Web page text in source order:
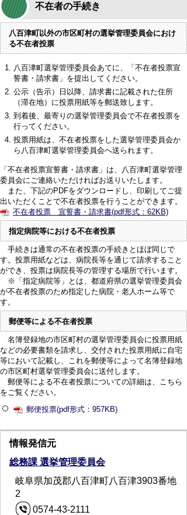
不在者の手続き
八百津町以外の市区町村の選挙管理委員会におけ
る不在者投票
八百津町選挙管理委員会あてに、「不在者投票宣
誓書・請求書」を提出してください。
公示（告示）日以降、請求書に記載された住所
（滞在地）に投票用紙等を郵送致します。
到着後、最寄りの選挙管理委員会で不在者投票を
行ってください。
投票用紙は、不在者投票をした選挙管理委員会か
ら八百津町選挙管理委員会へ送られます。
「不在者投票宣誓書・請求書」は、八百津町選挙管理
委員会にご連絡いただければお送りいたします。
また、下記のPDFをダウンロードし、印刷してご提
出いただくことで不在者投票を行うことができます。
不在者投票 宣誓書・請求書(pdf形式：62KB)
指定病院等における不在者投票
手続きは通常の不在者投票の手続きとほぼ同じで
す。投票用紙などは、病院長等を通じて請求すること
ができ、投票は病院長等の管理する場所で行います。
※「指定病院等」とは、都道府県の選挙管理委員会
が不在者投票のため指定した病院・老人ホーム等で
す。
郵便等による不在者投票
名簿登録地の市区町村の選挙管理委員会に投票用紙
などの必要書類を請求し、交付された投票用紙に自宅
等において記載し、これを郵便等によって名簿登録地
の市区町村選挙管理委員会に送付します。
郵便等による不在者投票についての詳細は、こちら
をご覧ください。
郵便投票(pdf形式：957KB)
情報発信元
総務課 選挙管理委員会
岐阜県加茂郡八百津町八百津3903番地
2
0574-43-2111